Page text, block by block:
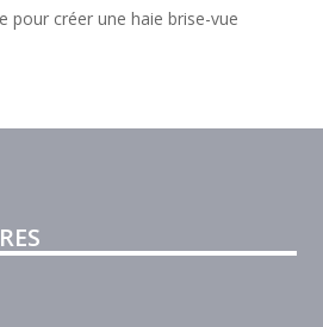
pour créer une haie brise-vue